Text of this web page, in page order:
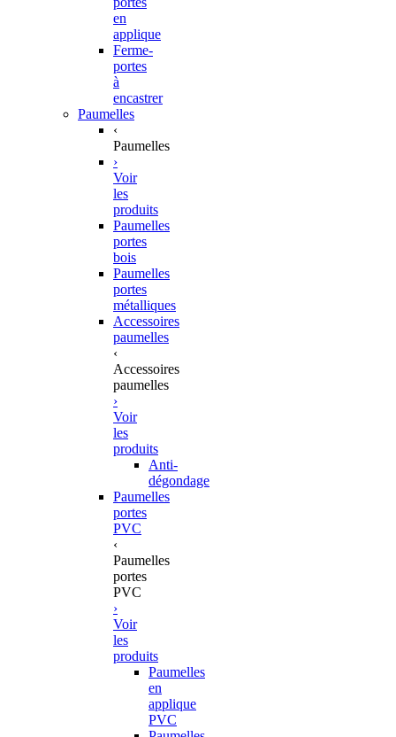
en
applique
Ferme-
portes
à
encastrer
Paumelles
‹
Paumelles
›
Voir
les
produits
Paumelles
portes
bois
Paumelles
portes
métalliques
Accessoires
paumelles
‹
Accessoires
paumelles
›
Voir
les
produits
Anti-
dégondage
Paumelles
portes
PVC
‹
Paumelles
portes
PVC
›
Voir
les
produits
Paumelles
en
applique
PVC